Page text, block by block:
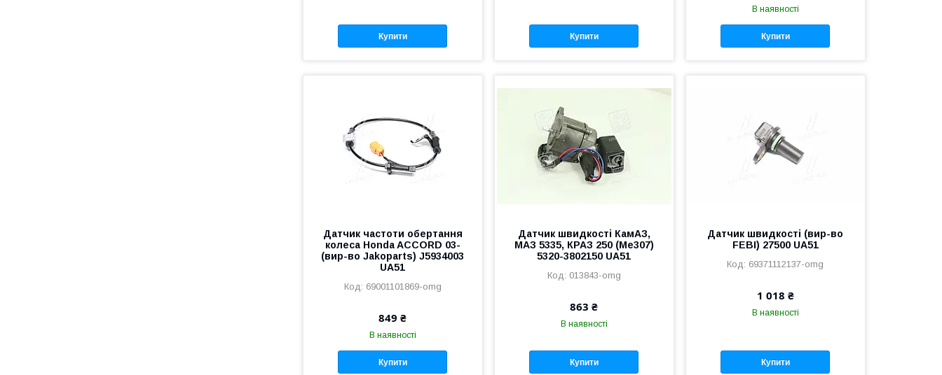
Купити Купити
В наявності
Купити
Датчик частоти обертання
колеса Honda ACCORD 03-
(вир-во Jakoparts) J5934003
UA51
69001101869-omg
849 ₴
В наявності
Купити
Датчик швидкості КамАЗ,
МАЗ 5335, КРАЗ 250 (Ме307)
5320-3802150 UA51
013843-omg
863 ₴
В наявності
Купити
Датчик швидкості (вир-во
FEBI) 27500 UA51
69371112137-omg
1 018 ₴
В наявності
Купити